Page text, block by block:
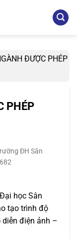
ĐƯỢC PHÉP
PHÉP
ĐH Sân
học Sân
tạo trình độ
điện ảnh –